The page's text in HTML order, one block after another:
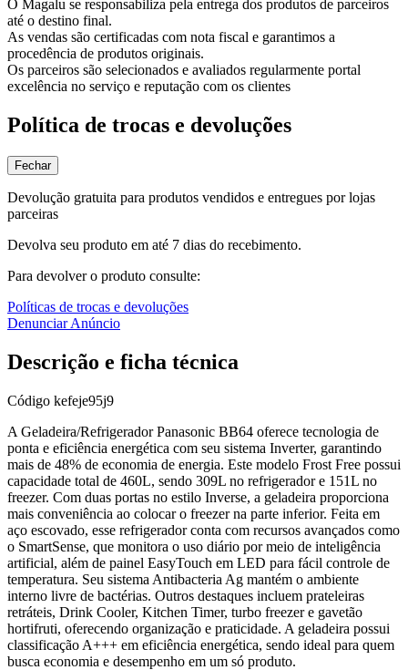
O Magalu se responsabiliza pela entrega dos produtos de parceiros
até o destino final.
As vendas são certificadas com nota fiscal e garantimos a
procedência de produtos originais.
Os parceiros são selecionados e avaliados regularmente portal
excelência no serviço e reputação com os clientes
Política de trocas e devoluções
Fechar
Devolução gratuita para produtos vendidos e entregues por lojas
parceiras
Devolva seu produto em até 7 dias do recebimento.
Para devolver o produto consulte:
Políticas de trocas e devoluções
Denunciar Anúncio
Descrição e ficha técnica
Código kefeje95j9
A Geladeira/Refrigerador Panasonic BB64 oferece tecnologia de
ponta e eficiência energética com seu sistema Inverter, garantindo
mais de 48% de economia de energia. Este modelo Frost Free possui
capacidade total de 460L, sendo 309L no refrigerador e 151L no
freezer. Com duas portas no estilo Inverse, a geladeira proporciona
mais conveniência ao colocar o freezer na parte inferior. Feita em
aço escovado, esse refrigerador conta com recursos avançados como
o SmartSense, que monitora o uso diário por meio de inteligência
artificial, além de painel EasyTouch em LED para fácil controle de
temperatura. Seu sistema Antibacteria Ag mantém o ambiente
interno livre de bactérias. Outros destaques incluem prateleiras
retráteis, Drink Cooler, Kitchen Timer, turbo freezer e gavetão
hortifruti, oferecendo organização e praticidade. A geladeira possui
classificação A+++ em eficiência energética, sendo ideal para quem
busca economia e desempenho em um só produto.